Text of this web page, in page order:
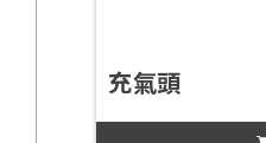
充氣頭